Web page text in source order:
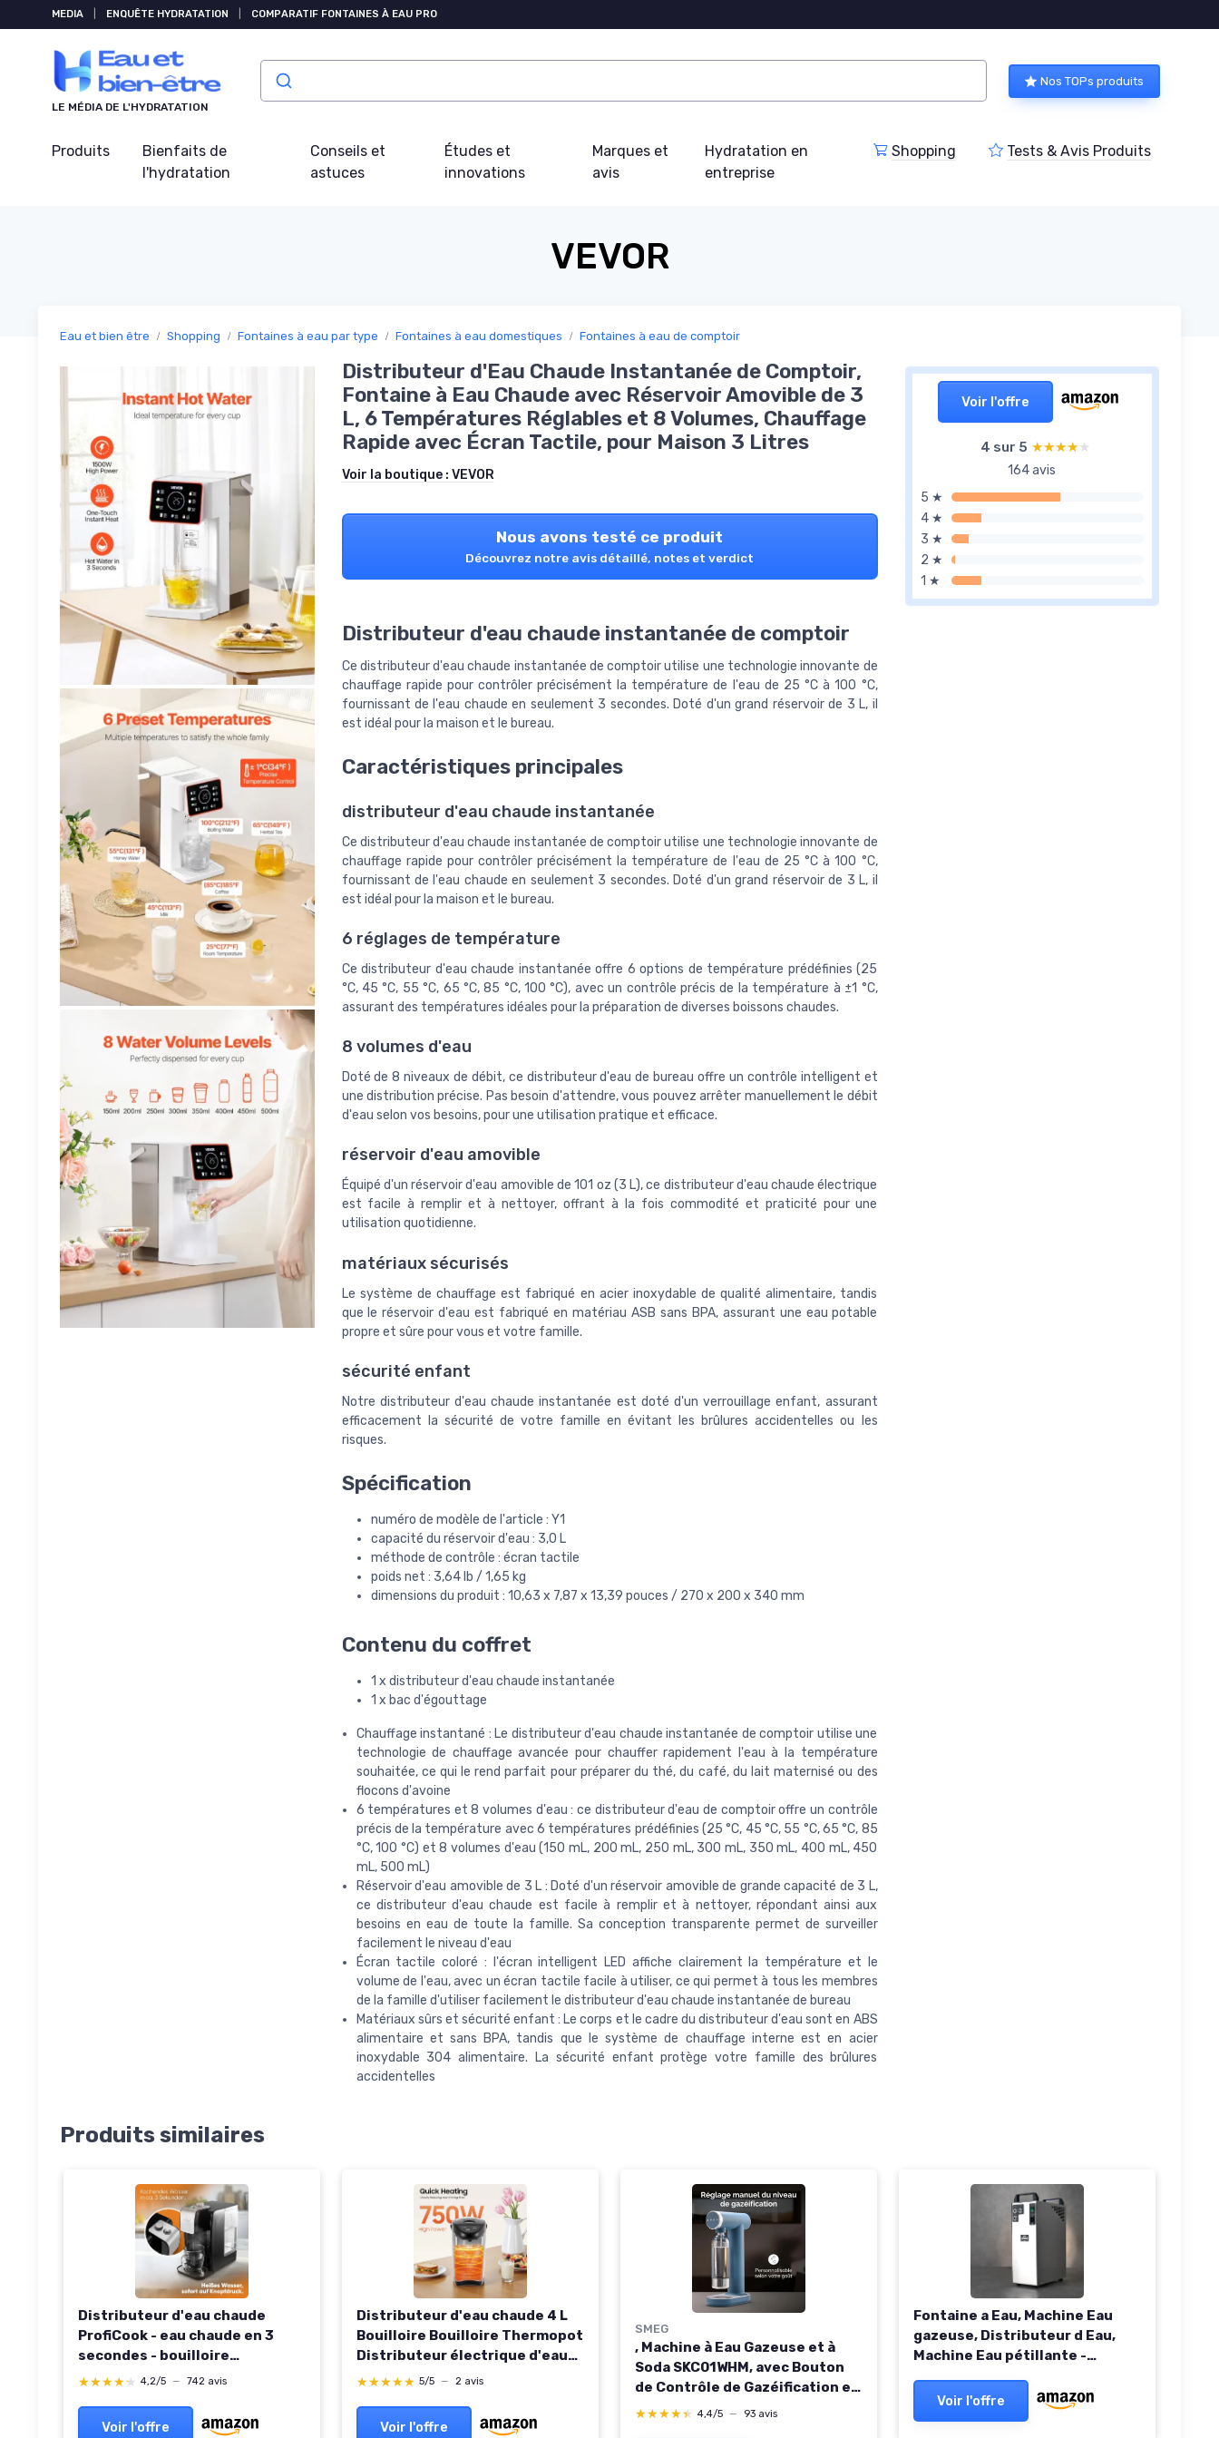
MEDIA ENQUÊTE HYDRATATION COMPARATIF FONTAINES À EAU PRO
LE MÉDIA DE L'HYDRATATION
Nos TOPs produits
Produits
Bienfaits de
l'hydratation
Conseils et
astuces
Études et
innovations
Marques et
avis
Hydratation en
entreprise
Shopping Tests & Avis Produits
VEVOR
Eau et bien être Shopping Fontaines à eau par type Fontaines à eau domestiques Fontaines à eau de comptoir
Voir l'offre
4 sur 5 ★★★★★
★★★★★
164 avis
5 ★
4 ★
3 ★
2 ★
1 ★
Distributeur d'Eau Chaude Instantanée de Comptoir,
Fontaine à Eau Chaude avec Réservoir Amovible de 3
L, 6 Températures Réglables et 8 Volumes, Chauffage
Rapide avec Écran Tactile, pour Maison 3 Litres
Voir la boutique : VEVOR
Nous avons testé ce produit
Découvrez notre avis détaillé, notes et verdict
Distributeur d'eau chaude instantanée de comptoir
Ce distributeur d'eau chaude instantanée de comptoir utilise une technologie innovante de
chauffage rapide pour contrôler précisément la température de l'eau de 25 °C à 100 °C,
fournissant de l'eau chaude en seulement 3 secondes. Doté d'un grand réservoir de 3 L, il
est idéal pour la maison et le bureau.
Caractéristiques principales
distributeur d'eau chaude instantanée
Ce distributeur d'eau chaude instantanée de comptoir utilise une technologie innovante de
chauffage rapide pour contrôler précisément la température de l'eau de 25 °C à 100 °C,
fournissant de l'eau chaude en seulement 3 secondes. Doté d'un grand réservoir de 3 L, il
est idéal pour la maison et le bureau.
6 réglages de température
Ce distributeur d'eau chaude instantanée offre 6 options de température prédéfinies (25
°C, 45 °C, 55 °C, 65 °C, 85 °C, 100 °C), avec un contrôle précis de la température à ±1 °C,
assurant des températures idéales pour la préparation de diverses boissons chaudes.
8 volumes d'eau
Doté de 8 niveaux de débit, ce distributeur d'eau de bureau offre un contrôle intelligent et
une distribution précise. Pas besoin d'attendre, vous pouvez arrêter manuellement le débit
d'eau selon vos besoins, pour une utilisation pratique et efficace.
réservoir d'eau amovible
Équipé d'un réservoir d'eau amovible de 101 oz (3 L), ce distributeur d'eau chaude électrique
est facile à remplir et à nettoyer, offrant à la fois commodité et praticité pour une
utilisation quotidienne.
matériaux sécurisés
Le système de chauffage est fabriqué en acier inoxydable de qualité alimentaire, tandis
que le réservoir d'eau est fabriqué en matériau ASB sans BPA, assurant une eau potable
propre et sûre pour vous et votre famille.
sécurité enfant
Notre distributeur d'eau chaude instantanée est doté d'un verrouillage enfant, assurant
efficacement la sécurité de votre famille en évitant les brûlures accidentelles ou les
risques.
Spécification
numéro de modèle de l'article : Y1
capacité du réservoir d'eau : 3,0 L
méthode de contrôle : écran tactile
poids net : 3,64 lb / 1,65 kg
dimensions du produit : 10,63 x 7,87 x 13,39 pouces / 270 x 200 x 340 mm
Contenu du coffret
1 x distributeur d'eau chaude instantanée
1 x bac d'égouttage
Chauffage instantané : Le distributeur d'eau chaude instantanée de comptoir utilise une
technologie de chauffage avancée pour chauffer rapidement l'eau à la température
souhaitée, ce qui le rend parfait pour préparer du thé, du café, du lait maternisé ou des
flocons d'avoine
6 températures et 8 volumes d'eau : ce distributeur d'eau de comptoir offre un contrôle
précis de la température avec 6 températures prédéfinies (25 °C, 45 °C, 55 °C, 65 °C, 85
°C, 100 °C) et 8 volumes d'eau (150 mL, 200 mL, 250 mL, 300 mL, 350 mL, 400 mL, 450
mL, 500 mL)
Réservoir d'eau amovible de 3 L : Doté d'un réservoir amovible de grande capacité de 3 L,
ce distributeur d'eau chaude est facile à remplir et à nettoyer, répondant ainsi aux
besoins en eau de toute la famille. Sa conception transparente permet de surveiller
facilement le niveau d'eau
Écran tactile coloré : l'écran intelligent LED affiche clairement la température et le
volume de l'eau, avec un écran tactile facile à utiliser, ce qui permet à tous les membres
de la famille d'utiliser facilement le distributeur d'eau chaude instantanée de bureau
Matériaux sûrs et sécurité enfant : Le corps et le cadre du distributeur d'eau sont en ABS
alimentaire et sans BPA, tandis que le système de chauffage interne est en acier
inoxydable 304 alimentaire. La sécurité enfant protège votre famille des brûlures
accidentelles
Produits similaires
Distributeur d'eau chaude
ProfiCook - eau chaude en 3
secondes - bouilloire
électrique - capacité de 2,2
inoxydable - affichage en acier
★★★★★
★★★★★ 4,2/5 — 742 avis
Voir l'offre
Distributeur d'eau chaude 4 L
Bouilloire Bouilloire Thermopot
Distributeur électrique d'eau
chaude thermos 750 W (Noir)
★★★★★
★★★★★ 5/5 — 2 avis
Voir l'offre
SMEG
, Machine à Eau Gazeuse et à
Soda SKC01WHM, avec Bouton
de Contrôle de Gazéification et
Egouttoir, Bouteille de 800 ml,
★★★★★
★★★★★ 4,4/5 — 93 avis
Fontaine a Eau, Machine Eau
gazeuse, Distributeur d Eau,
Machine Eau pétillante -
Voir l'offre
Panneau de gestion des cookies